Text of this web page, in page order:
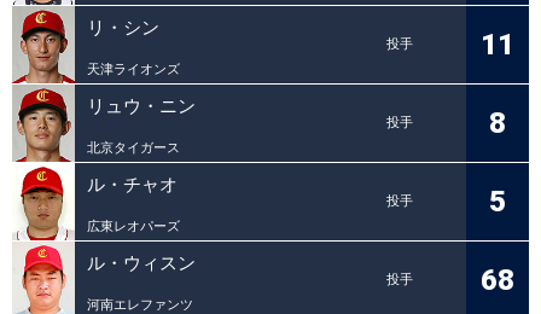
リ・シン
投手
天津ライオンズ
11
リュウ・ニン
投手
北京タイガース
8
ル・チャオ
投手
広東レオパーズ
5
ル・ウィスン
投手
河南エレファンツ
68